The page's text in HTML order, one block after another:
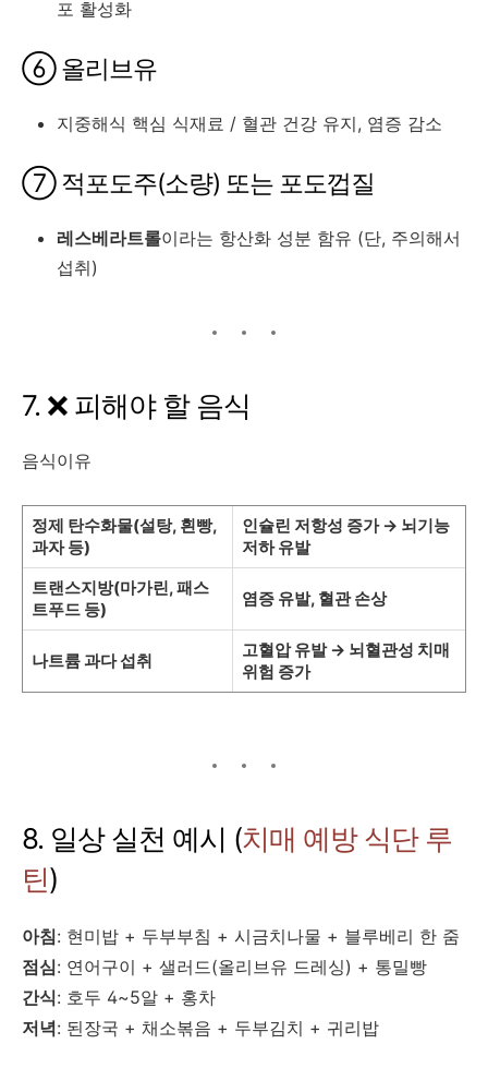
포 활성화
⑥ 올리브유
지중해식 핵심 식재료 / 혈관 건강 유지, 염증 감소
⑦ 적포도주(소량) 또는 포도껍질
레스베라트롤이라는 항산화 성분 함유 (단, 주의해서
섭취)
7. ❌ 피해야 할 음식
음식이유
정제 탄수화물(설탕, 흰빵,
과자 등)
인슐린 저항성 증가 → 뇌기능
저하 유발
트랜스지방(마가린, 패스
트푸드 등)
염증 유발, 혈관 손상
나트륨 과다 섭취
고혈압 유발 → 뇌혈관성 치매
위험 증가
8. 일상 실천 예시 (치매 예방 식단 루
틴)
아침: 현미밥 + 두부부침 + 시금치나물 + 블루베리 한 줌
점심: 연어구이 + 샐러드(올리브유 드레싱) + 통밀빵
간식: 호두 4~5알 + 홍차
저녁: 된장국 + 채소볶음 + 두부김치 + 귀리밥